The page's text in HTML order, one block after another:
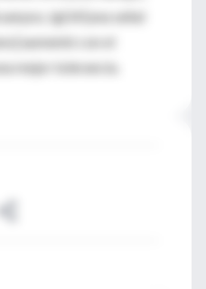
IgG4 [una señal
aumentó con el
mejor tolerancia.